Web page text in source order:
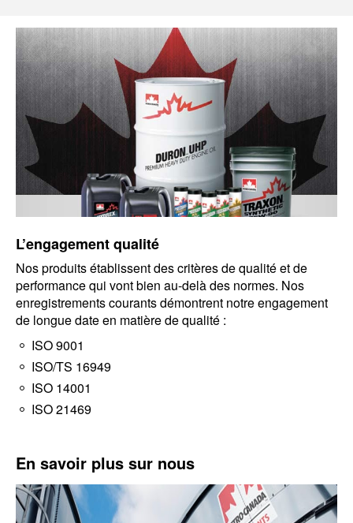
L’engagement qualité
Nos produits établissent des critères de qualité et de
performance qui vont bien au-delà des normes. Nos
enregistrements courants démontrent notre engagement
de longue date en matière de qualité :
ISO 9001
ISO/TS 16949
ISO 14001
ISO 21469
En savoir plus sur nous